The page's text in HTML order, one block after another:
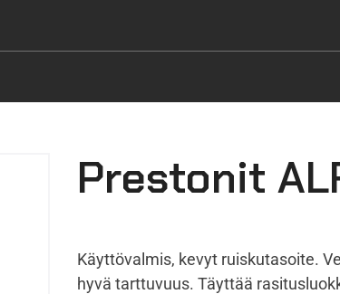
Prestonit
Käyttövalmis, kevyt ruiskutasoite.
hyvä tarttuvuus. Täyttää